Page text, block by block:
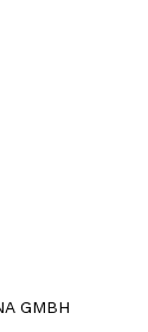
GMBH